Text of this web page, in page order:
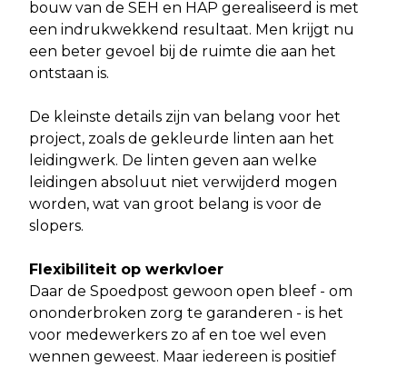
bouw van de SEH en HAP gerealiseerd is met
een indrukwekkend resultaat. Men krijgt nu
een beter gevoel bij de ruimte die aan het
ontstaan is.
De kleinste details zijn van belang voor het
project, zoals de gekleurde linten aan het
leidingwerk. De linten geven aan welke
leidingen absoluut niet verwijderd mogen
worden, wat van groot belang is voor de
slopers.
Flexibiliteit op werkvloer
Daar de Spoedpost gewoon open bleef - om
ononderbroken zorg te garanderen - is het
voor medewerkers zo af en toe wel even
wennen geweest. Maar iedereen is positief